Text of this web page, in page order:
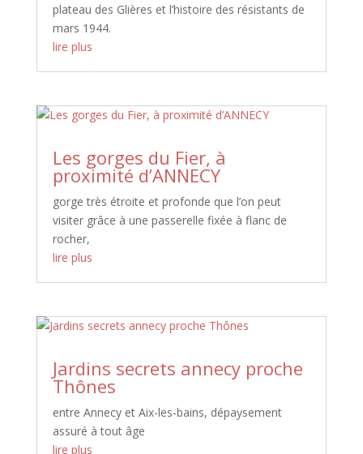
plateau des Glières et l’histoire des résistants de
mars 1944.
lire plus
Les gorges du Fier, à
proximité d’ANNECY
gorge très étroite et profonde que l’on peut
visiter grâce à une passerelle fixée à flanc de
rocher,
lire plus
Jardins secrets annecy proche
Thônes
entre Annecy et Aix-les-bains, dépaysement
assuré à tout âge
lire plus